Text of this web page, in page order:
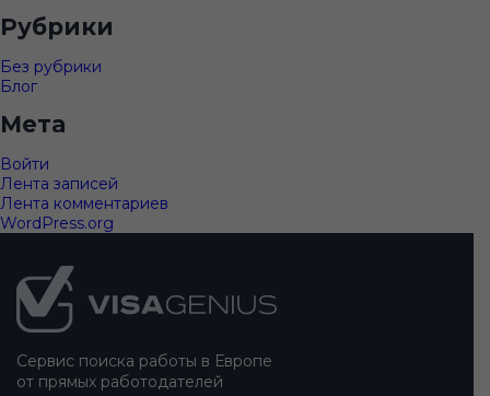
Рубрики
Без рубрики
Блог
Мета
Войти
Лента записей
Лента комментариев
WordPress.org
Подвал
сайта
Сервис поиска работы в Европе
от прямых работодателей